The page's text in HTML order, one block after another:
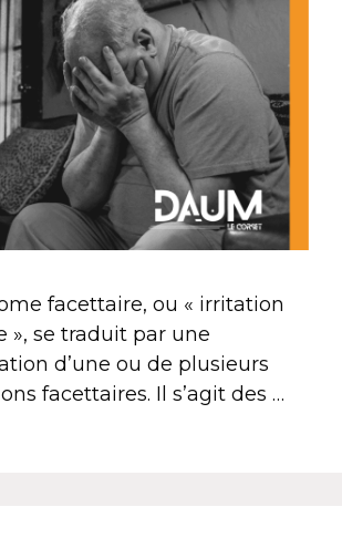
facettaire, ou « irritation
», se traduit par une
d’une ou de plusieurs
facettaires. Il s’agit des …